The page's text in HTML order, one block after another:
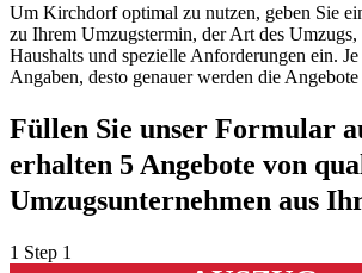
Um Kirchdorf optimal zu nutzen, geben Sie
zu Ihrem Umzugstermin, der Art des
Haushalts und spezielle Anforderungen ein.
Angaben, desto genauer werden die Angebote
Füllen Sie unser Formular
erhalten 5 Angebote von
Umzugsunternehmen aus
1 Step 1